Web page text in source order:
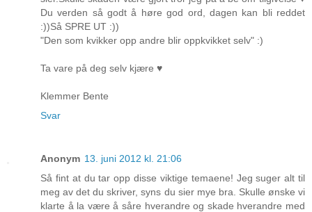
Du verden så godt å høre god ord, dagen kan bli reddet
:))Så SPRE UT :))
"Den som kvikker opp andre blir oppkvikket selv" :)
Ta vare på deg selv kjære ♥
Klemmer Bente
Svar
Anonym 13. juni 2012 kl. 21:06
Så fint at du tar opp disse viktige temaene! Jeg suger alt til
meg av det du skriver, syns du sier mye bra. Skulle ønske vi
klarte å la være å såre hverandre og skade hverandre med